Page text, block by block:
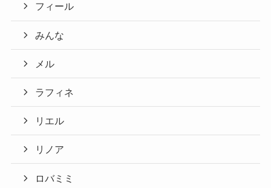
フィール
みんな
メル
ラフィネ
リエル
リノア
ロバミミ